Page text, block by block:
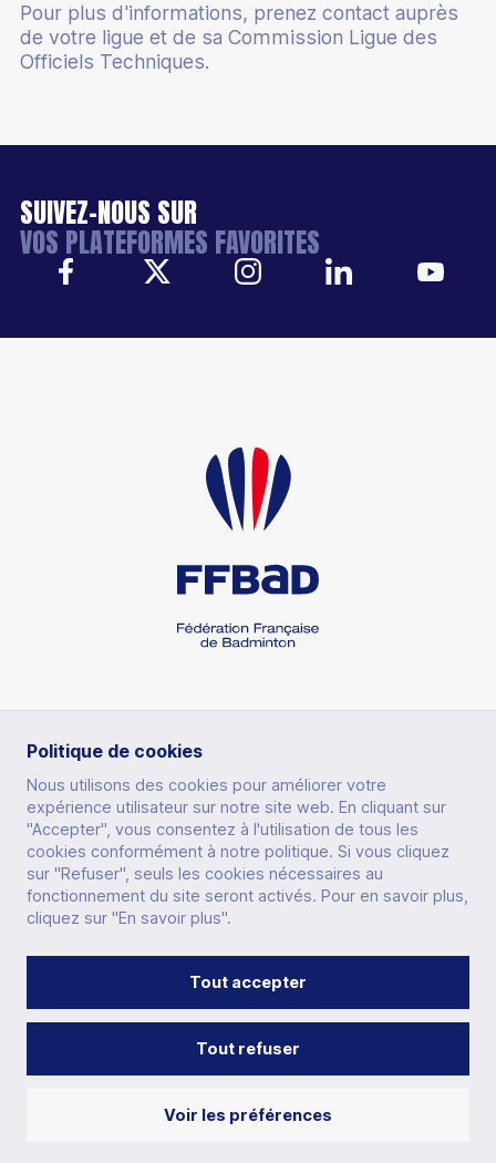
Politique de cookies
Nous utilisons des cookies pour améliorer votre
expérience utilisateur sur notre site web. En cliquant sur
"Accepter", vous consentez à l'utilisation de tous les
cookies conformément à notre politique. Si vous cliquez
sur "Refuser", seuls les cookies nécessaires au
fonctionnement du site seront activés. Pour en savoir plus,
cliquez sur "En savoir plus".
Tout accepter
Tout refuser
Voir les préférences
Pour plus d'informations, prenez contact auprès
de votre ligue et de sa Commission Ligue des
Officiels Techniques.
SUIVEZ-NOUS SUR
VOS PLATEFORMES FAVORITES
RUBRIQUES
PRATIQUER
PERFORMER
IMPACTER
SE FORMER
AUTRES SITES
YONEX IFB
DISPOSITIF ACCEO
PLAN DU SITEFAQPOLITIQUE DE CONFIDENTIALITÉCGU
Tous droits réservés. Photos : Badmintonphoto et